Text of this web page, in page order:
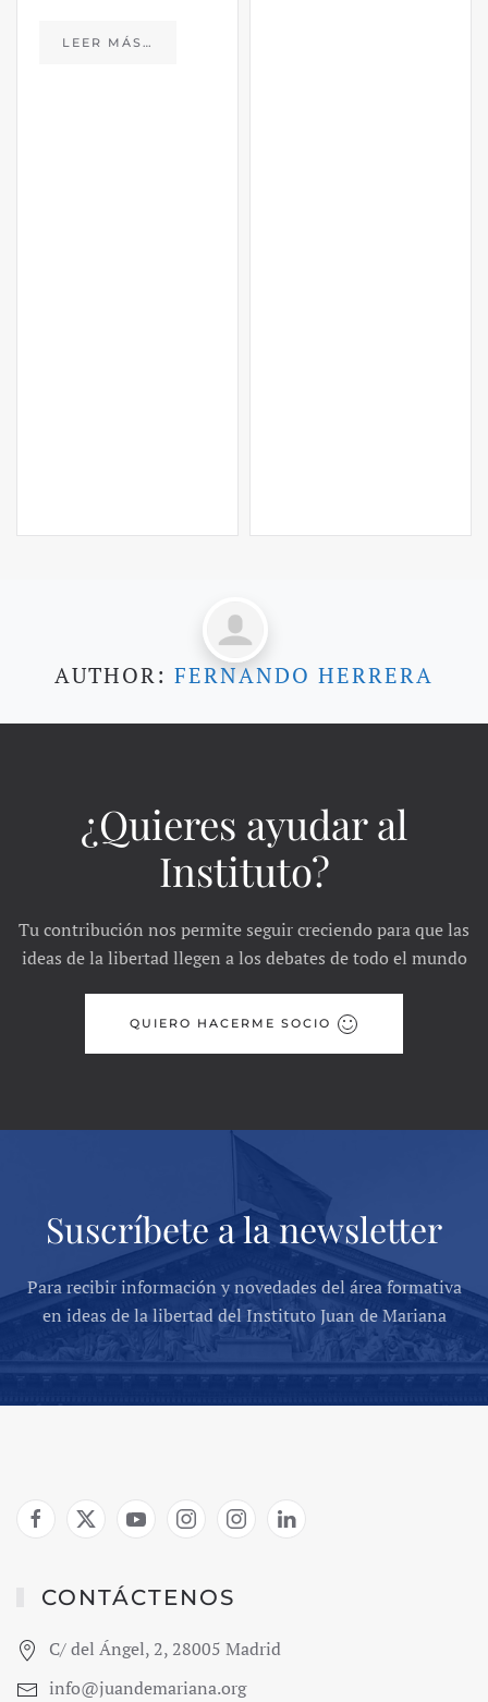
LEER MÁS…
AUTHOR: FERNANDO HERRERA
¿Quieres ayudar al
Instituto?
Tu contribución nos permite seguir creciendo para que las
ideas de la libertad llegen a los debates de todo el mundo
QUIERO HACERME SOCIO
Suscríbete a la newsletter
Para recibir información y novedades del área formativa
en ideas de la libertad del Instituto Juan de Mariana
CONTÁCTENOS
C/ del Ángel, 2, 28005 Madrid
info@juandemariana.org